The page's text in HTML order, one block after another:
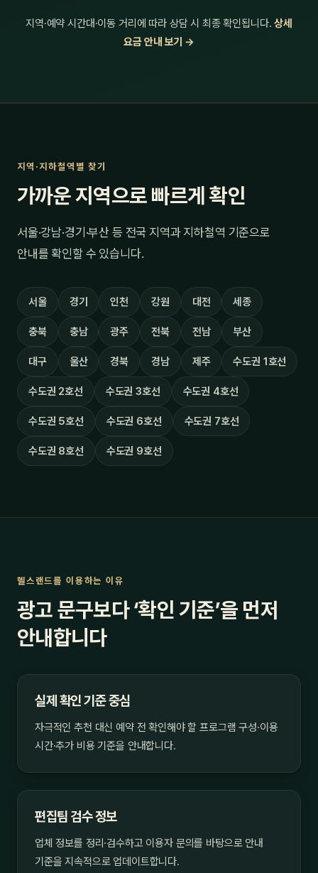
지역·예약 시간대·이동 거리에 따라 상담 시 최종 확인됩니다.상세
요금 안내 보기 →
지역·지하철역별 찾기
가까운 지역으로 빠르게 확인
서울·강남·경기·부산 등 전국 지역과 지하철역 기준으로
안내를 확인할 수 있습니다.
서울 경기 인천 강원 대전 세종
충북 충남 광주 전북 전남 부산
대구 울산 경북 경남 제주 수도권 1호선
수도권 2호선 수도권 3호선 수도권 4호선
수도권 5호선 수도권 6호선 수도권 7호선
수도권 8호선 수도권 9호선
헬스랜드를 이용하는 이유
광고 문구보다 ‘확인 기준’을 먼저
안내합니다
실제 확인 기준 중심
자극적인 추천 대신 예약 전 확인해야 할 프로그램 구성·이용
시간·추가 비용 기준을 안내합니다.
편집팀 검수 정보
업체 정보를 정리·검수하고 이용자 문의를 바탕으로 안내
기준을 지속적으로 업데이트합니다.